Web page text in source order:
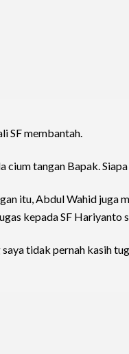
SF membantah.
cium tangan Bapak.
itu, Abdul Wahid juga
kepada SF Hariyanto
tidak pernah kasih